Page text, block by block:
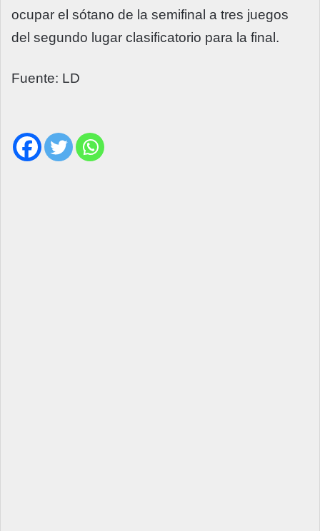
ocupar el sótano de la semifinal a tres juegos
del segundo lugar clasificatorio para la final.
Fuente: LD